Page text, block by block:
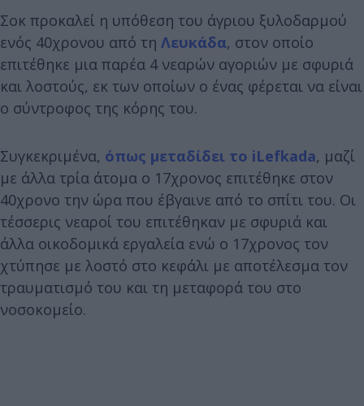
Σοκ προκαλεί η υπόθεση του άγριου ξυλοδαρμού
ενός 40χρονου από τη Λευκάδα, στον οποίο
επιτέθηκε μια παρέα 4 νεαρών αγοριών με σφυριά
και λοστούς, εκ των οποίων ο ένας φέρεται να είναι
ο σύντροφος της κόρης του.
Συγκεκριμένα, όπως μεταδίδει το iLefkada, μαζί
με άλλα τρία άτομα ο 17χρονος επιτέθηκε στον
40χρονο την ώρα που έβγαινε από το σπίτι του. Οι
τέσσερις νεαροί του επιτέθηκαν με σφυριά και
άλλα οικοδομικά εργαλεία ενώ ο 17χρονος τον
χτύπησε με λοστό στο κεφάλι με αποτέλεσμα τον
τραυματισμό του και τη μεταφορά του στο
νοσοκομείο.